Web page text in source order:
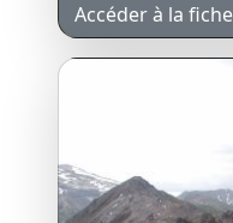
Accéder à la